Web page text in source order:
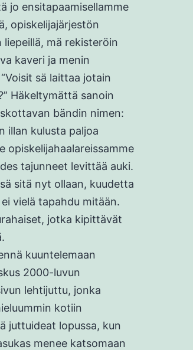
jo ensitapaamisellamme
opiskelijajärjestön
mä rekisteröin
kaveri ja menin
sä laittaa jotain
Häkeltymättä sanoin
bändin nimen:
illan kulusta paljoa
opiskelijahaalareissamme
tajunneet levittää auki.
sitä nyt ollaan, kuudetta
vielä tapahdu mitään.
jotka kipittävät
kuuntelemaan
2000-luvun
lehtijuttu, jonka
kotiin
juttuideat lopussa, kun
menee katsomaan